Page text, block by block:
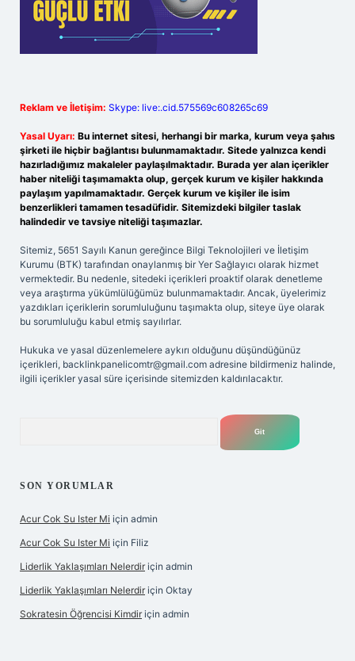
Reklam ve İletişim: Skype: live:.cid.575569c608265c69
Yasal Uyarı: Bu internet sitesi, herhangi bir marka, kurum veya şahıs
şirketi ile hiçbir bağlantısı bulunmamaktadır. Sitede yalnızca kendi
hazırladığımız makaleler paylaşılmaktadır. Burada yer alan içerikler
haber niteliği taşımamakta olup, gerçek kurum ve kişiler hakkında
paylaşım yapılmamaktadır. Gerçek kurum ve kişiler ile isim
benzerlikleri tamamen tesadüfidir. Sitemizdeki bilgiler taslak
halindedir ve tavsiye niteliği taşımazlar.
Sitemiz, 5651 Sayılı Kanun gereğince Bilgi Teknolojileri ve İletişim
Kurumu (BTK) tarafından onaylanmış bir Yer Sağlayıcı olarak hizmet
vermektedir. Bu nedenle, sitedeki içerikleri proaktif olarak denetleme
veya araştırma yükümlülüğümüz bulunmamaktadır. Ancak, üyelerimiz
yazdıkları içeriklerin sorumluluğunu taşımakta olup, siteye üye olarak
bu sorumluluğu kabul etmiş sayılırlar.
Hukuka ve yasal düzenlemelere aykırı olduğunu düşündüğünüz
içerikleri, backlinkpanelicomtr@gmail.com adresine bildirmeniz halinde,
ilgili içerikler yasal süre içerisinde sitemizden kaldırılacaktır.
SON YORUMLAR
Acur Cok Su Ister Mi için admin
Acur Cok Su Ister Mi için Filiz
Liderlik Yaklaşımları Nelerdir için admin
Liderlik Yaklaşımları Nelerdir için Oktay
Sokratesin Öğrencisi Kimdir için admin